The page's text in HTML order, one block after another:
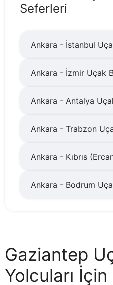
Seferleri
Ankara - İstanbul
Ankara - İzmir Uçak
Ankara - Antalya
Ankara - Trabzon
Ankara - Kıbrıs
Ankara - Bodrum
Gaziantep
Yolcuları İçin